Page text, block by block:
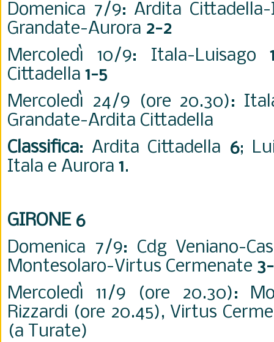
Domenica 7/9: Ardita
Grandate-Aurora 2-2
Mercoledì 10/9: Itala-Luisago
Cittadella 1-5
Mercoledì 24/9 (ore 20.30):
Grandate-Ardita Cittadella
Classifica: Ardita Cittadella 6;
Itala e Aurora 1.
GIRONE 6
Domenica 7/9: Cdg Veniano-
Montesolaro-Virtus Cermenate
Mercoledì 11/9 (ore 20.30):
Rizzardi (ore 20.45), Virtus
(a Turate)